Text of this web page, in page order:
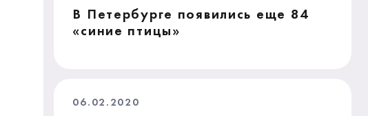
В Петербурге появились еще 84
«синие птицы»
06.02.2020